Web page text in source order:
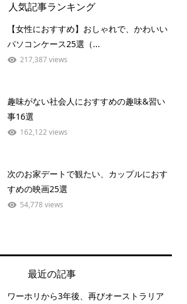
人気記事ランキング
【女性におすすめ】おしゃれで、かわいい
パソコンケース25選（...
217,387 views
趣味がない社会人におすすめの趣味&習い
事16選
162,122 views
次のお家デートで観たい、カップルにおす
すめの映画25選
54,778 views
最近の記事
ワーホリから3年後、再びオーストラリア